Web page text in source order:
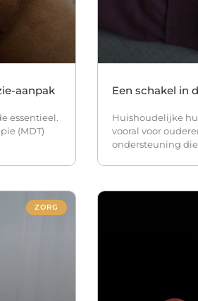
aanpak
essentieel.
(MDT)
Een schakel in
Huishoudelijke
vooral voor
ondersteuning
ZORG